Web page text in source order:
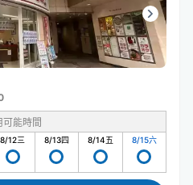
可能時間
8/12三 8/13四 8/14五 8/15六